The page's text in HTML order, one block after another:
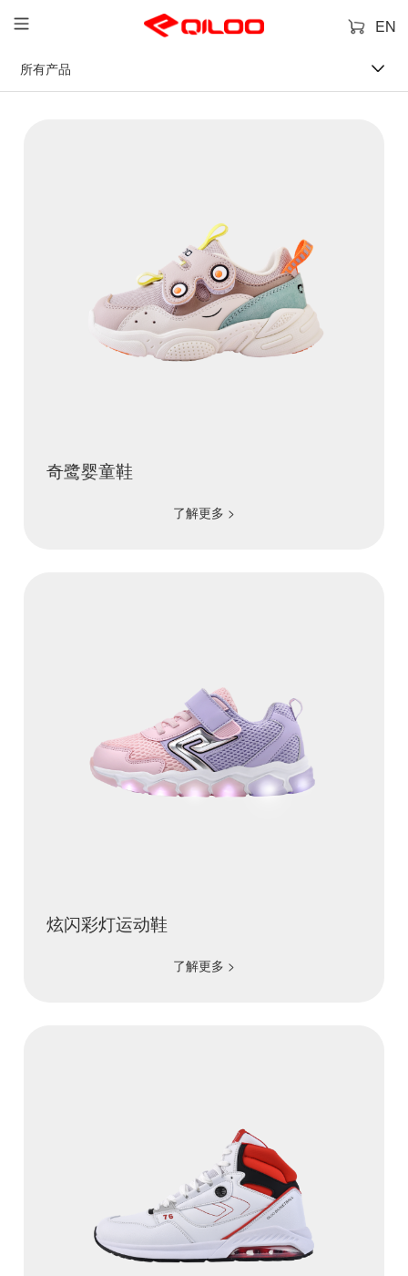
EN
所有产品
奇鹭婴童鞋
了解更多 >
炫闪彩灯运动鞋
了解更多 >